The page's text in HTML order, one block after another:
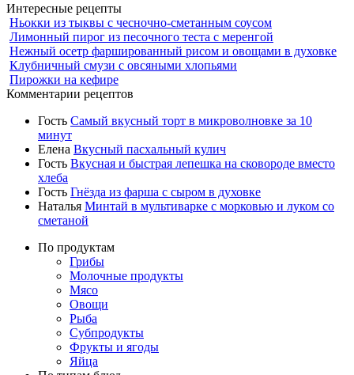
Интересные рецепты
Ньокки из тыквы с чесночно-сметанным соусом
Лимонный пирог из песочного теста с меренгой
Нежный осетр фаршированный рисом и овощами в духовке
Клубничный смузи с овсяными хлопьями
Пирожки на кефире
Комментарии рецептов
Гость Самый вкусный торт в микроволновке за 10
минут
Елена Вкусный пасхальный кулич
Гость Вкусная и быстрая лепешка на сковороде вместо
хлеба
Гость Гнёзда из фарша с сыром в духовке
Наталья Минтай в мультиварке с морковью и луком со
сметаной
По продуктам
Грибы
Молочные продукты
Мясо
Овощи
Рыба
Субпродукты
Фрукты и ягоды
Яйца